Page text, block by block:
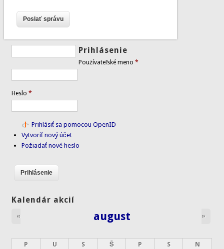
Prihlásenie
Používateľské meno*
Heslo*
Prihlásiť sa pomocou OpenID
Vytvoriť nový účet
Požiadať nové heslo
Kalendár akcií
august
« »
P U S Š P S
N